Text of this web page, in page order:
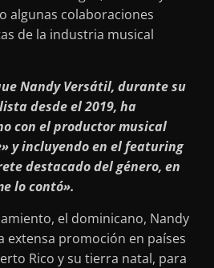
algunas colaboraciones
de la industria musical
Nandy Versátil, durante su
desde el 2019, ha
con el productor musical
y incluyendo en el featuring
destacado del género, en
lo contó».
el dominicano, Nandy
extensa promoción en países
Rico y su tierra natal, para